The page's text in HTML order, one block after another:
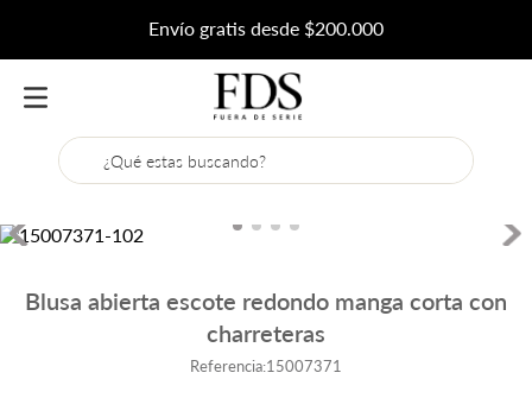
Envío gratis desde $200.000
¿Qué estas buscando?
Blusa abierta escote redondo manga corta con
charreteras
Referencia:15007371